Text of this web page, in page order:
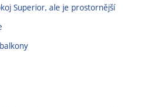
Superior, ale je prostornější